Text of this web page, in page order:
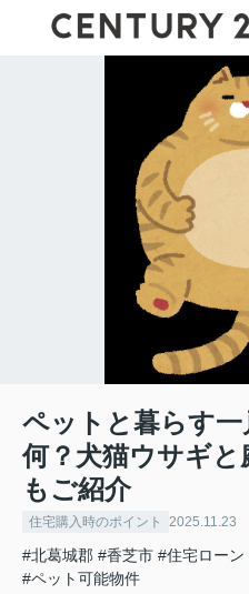
ペットと暮らす
何？犬猫ウサギと
もご紹介
住宅購入時のポイント 2025.11.23
#北葛城郡 #香芝市 #住宅ローン
#ペット可能物件